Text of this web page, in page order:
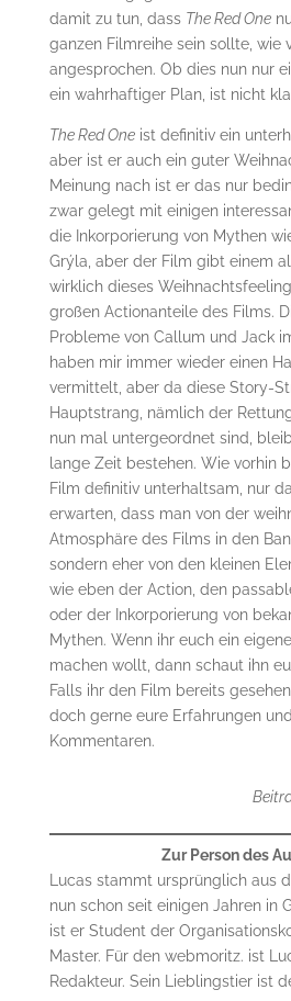
damit zu tun, dass The Red One
ganzen Filmreihe sein sollte, wie
angesprochen. Ob dies nun nur
ein wahrhaftiger Plan, ist nicht
The Red Oneist definitiv ein
aber ist er auch ein guter
Meinung nach ist er das nur
zwar gelegt mit einigen
die Inkorporierung von Mythen
Grýla, aber der Film gibt einem
wirklich dieses
großen Actionanteile des Films.
Probleme von Callum und Jack
haben mir immer wieder einen
vermittelt, aber da diese Story-
Hauptstrang, nämlich der
nun mal untergeordnet sind,
lange Zeit bestehen. Wie vorhin
Film definitiv unterhaltsam, nur
erwarten, dass man von der
Atmosphäre des Films in den
sondern eher von den kleinen
wie eben der Action, den
oder der Inkorporierung von
Mythen. Wenn ihr euch ein
machen wollt, dann schaut ihn
Falls ihr den Film bereits
doch gerne eure Erfahrungen
Kommentaren.
Zur Person des
Lucas stammt ursprünglich aus
nun schon seit einigen Jahren in
ist er Student der
Master. Für den webmoritz. ist
Redakteur. Sein Lieblingstier ist